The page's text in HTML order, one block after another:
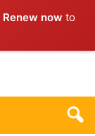
Renew now to